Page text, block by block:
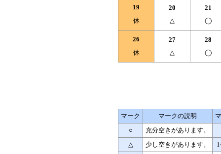
19
休
20
△
21
◯
26
休
27
△
28
◯
マーク マークの説明
○
充分空きがあります。
△
少し空きがあります。